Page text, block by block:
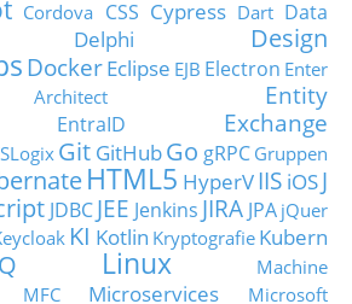
Cordova CSS Cypress Dart Data
Delphi
Design
DockerEclipse EJB Electron Enter
Entity
EntraID
Exchange
Git GitHubGo gRPC Gruppen
HTML5 HyperVIIS iOSJ
JDBC JEE Jenkins JIRA JPA jQuer
KI Kotlin Kryptografie Kubern
Linux
Machine
MFC Microservices
Microsoft